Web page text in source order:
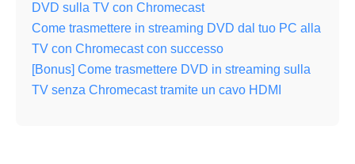
DVD sulla TV con Chromecast
Come trasmettere in streaming DVD dal tuo PC alla
TV con Chromecast con successo
[Bonus] Come trasmettere DVD in streaming sulla
TV senza Chromecast tramite un cavo HDMI